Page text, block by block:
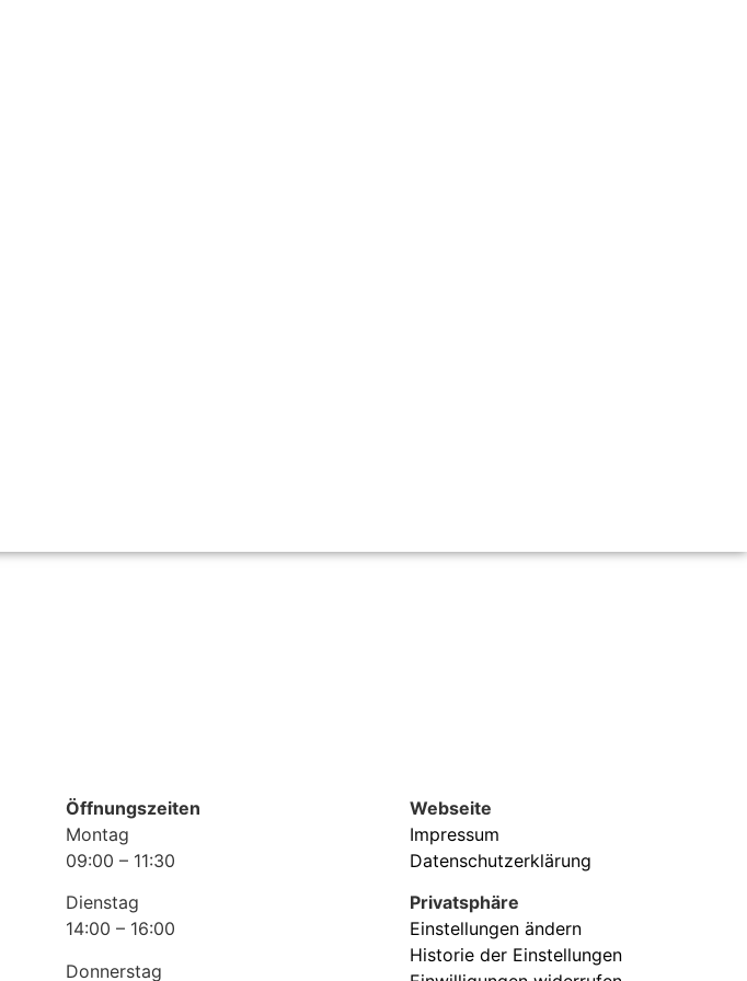
Öffnungszeiten
Montag
09:00 – 11:30
Dienstag
14:00 – 16:00
Donnerstag
Webseite
Impressum
Datenschutzerklärung
Privatsphäre
Einstellungen ändern
Historie der Einstellungen